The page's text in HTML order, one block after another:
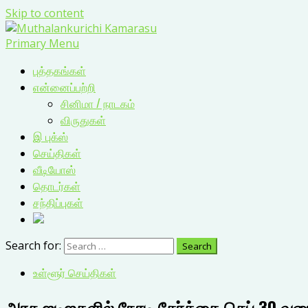
Skip to content
Primary Menu
புத்தகங்கள்
என்னைப்பற்றி
சினிமா / நாடகம்
விருதுகள்
இ புக்ஸ்
செய்திகள்
வீடியோஸ்
தொடர்கள்
சந்திப்புகள்
Search for:
உள்ளூர் செய்திகள்